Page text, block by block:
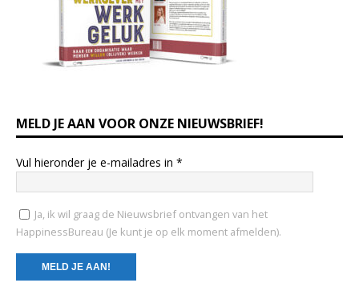
MELD JE AAN VOOR ONZE NIEUWSBRIEF!
Vul hieronder je e-mailadres in *
Ja, ik wil graag de Nieuwsbrief ontvangen van het
HappinessBureau (Je kunt je op elk moment afmelden).